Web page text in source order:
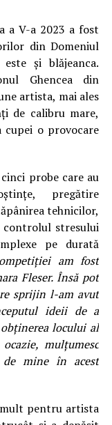
a V-a 2023 a fost
din Domeniul
și blăjeanca.
Ghencea din
artista, mai ales
de calibru mare,
cupei o provocare
probe care au
pregătire
tehnicilor,
controlul stresului
pe durată
am fost
Fleser. Însă pot
sprijin l-am avut
ideii de a
locului al
mulțumesc
mine în acest
mult pentru artista